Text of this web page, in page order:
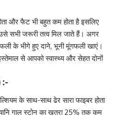
और फैट भी बहुत कम होता है इसलिए
सभी जरूरी तत्व मिल जाते हैं। अगर
के भीगे हुए दाने, भूनी मूंगफली खाएं।
से आपको स्वास्थ्य और सेहत दोनों
:-
के साथ-साथ ढेर सारा फाइबर होता
गाल स्टोन का खतरा 25% तक कम